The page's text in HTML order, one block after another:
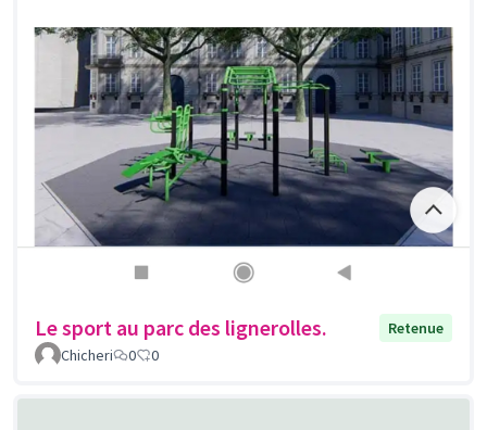
Le sport au parc des lignerolles.
Retenue
Chicheri
0 0